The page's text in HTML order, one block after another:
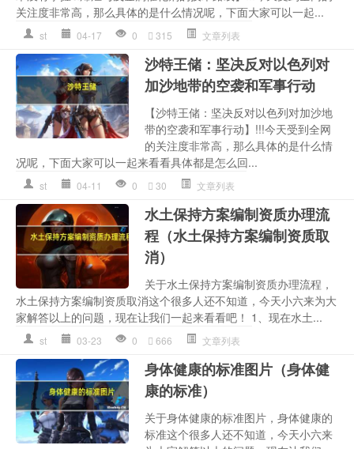
关注度非常高，那么具体的是什么情况呢，下面大家可以一起...
st 04-17 0 315 文章列表
沙特王储：坚决反对以色列对
加沙地带的空袭和军事行动
【沙特王储：坚决反对以色列对加沙地
带的空袭和军事行动】!!!今天受到全网
的关注度非常高，那么具体的是什么情
况呢，下面大家可以一起来看看具体都是怎么回...
st 04-11 0 30 文章列表
水土保持方案编制资质办理流
程（水土保持方案编制资质取
消）
关于水土保持方案编制资质办理流程，
水土保持方案编制资质取消这个很多人还不知道，今天小六来为大
家解答以上的问题，现在让我们一起来看看吧！ 1、现在水土...
st 03-23 0 666 文章列表
身体健康的标准图片（身体健
康的标准）
关于身体健康的标准图片，身体健康的
标准这个很多人还不知道，今天小六来